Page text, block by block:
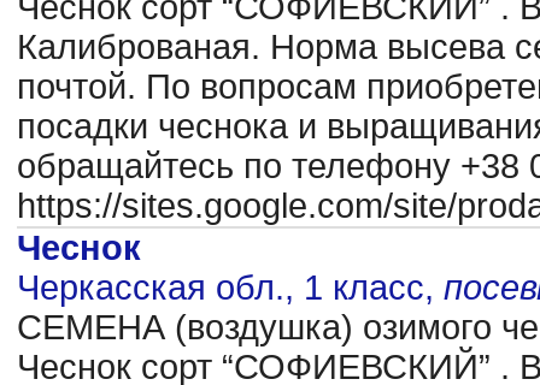
Калиброваная. Норма высева
почтой. По вопросам
посадки чеснока и
обращайтесь по телефону +38
https://sites.google.com/site/
Чеснок
Черкасская обл., 1 класс,
CЕМЕНА (воздушка) озимого
Чеснок сорт “СОФИЕВСКИЙ” .